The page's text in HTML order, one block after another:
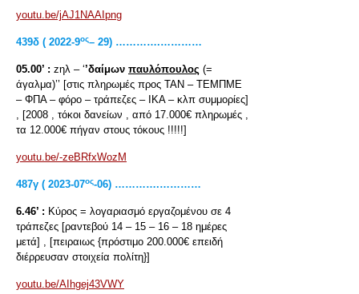
youtu.be/jAJ1NAAIpng
439δ ( 2022-9ος– 29) ………….…………
05.00’ : zηλ – ‘’δαίμων παυλόπουλος (=
άγαλμα)’’ [στις πληρωμές προς ΤΑΝ – ΤΕΜΠΜΕ
– ΦΠΑ – φόρο – τράπεζες – ΙΚΑ – κλπ συμμορίες]
, [2008 , τόκοι δανείων , από 17.000€ πληρωμές ,
τα 12.000€ πήγαν στους τόκους !!!!!]
youtu.be/-zeBRfxWozM
487γ ( 2023-07ος-06) ………….…………
6.46’ : Κύρος = λογαριασμό εργαζομένου σε 4
τράπεζες [ραντεβού 14 – 15 – 16 – 18 ημέρες
μετά] , [πειραιως {πρόστιμο 200.000€ επειδή
διέρρευσαν στοιχεία πολίτη}]
youtu.be/AIhgej43VWY